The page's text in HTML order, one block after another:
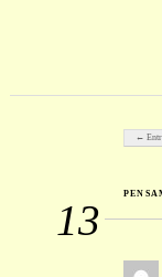
Post
←
13